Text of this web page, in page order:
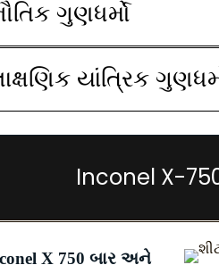
ગુણધર્મો
યાંત્રિક
Inconel X-
X 750 બાર અને